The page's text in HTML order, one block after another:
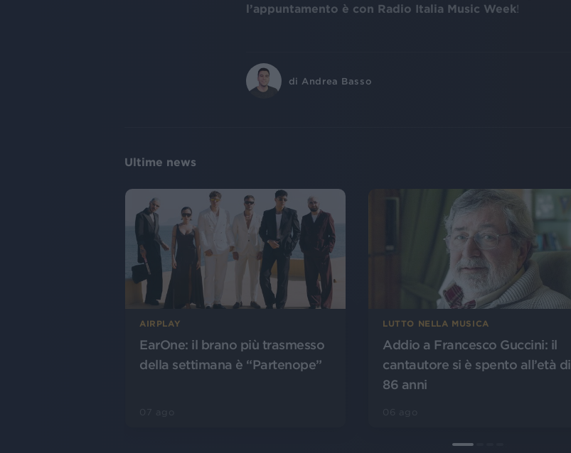
l’appuntamento è con Radio Italia Music Week!
di Andrea Basso
Ultime news
AIRPLAY
EarOne: il brano più trasmesso
della settimana è “Partenope”
LUTTO NELLA MUSICA
Addio a Francesco Guccini: il
cantautore si è spento all’età di
86 anni